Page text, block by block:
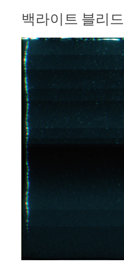
백라이트 블리